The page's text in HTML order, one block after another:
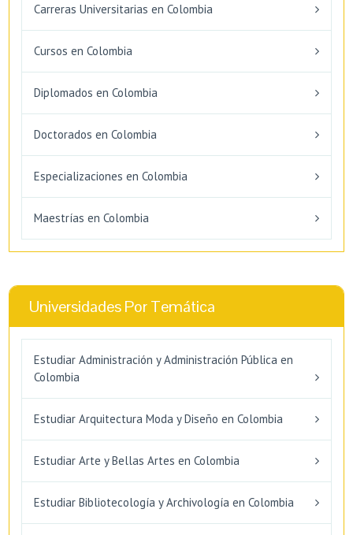
Carreras Universitarias en Colombia
Cursos en Colombia
Diplomados en Colombia
Doctorados en Colombia
Especializaciones en Colombia
Maestrías en Colombia
Universidades Por Temática
Estudiar Administración y Administración Pública en
Colombia
Estudiar Arquitectura Moda y Diseño en Colombia
Estudiar Arte y Bellas Artes en Colombia
Estudiar Bibliotecología y Archivología en Colombia